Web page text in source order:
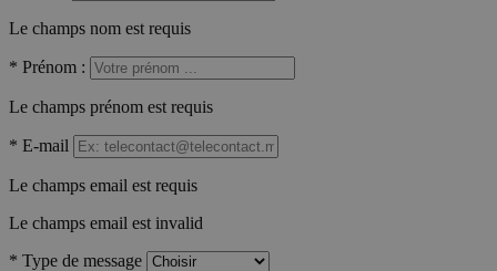
Le champs nom est requis
* Prénom :
Le champs prénom est requis
* E-mail
Le champs email est requis
Le champs email est invalid
* Type de message